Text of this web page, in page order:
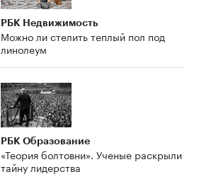
РБК Недвижимость
Можно ли стелить теплый пол под
линолеум
РБК Образование
«Теория болтовни». Ученые раскрыли
тайну лидерства